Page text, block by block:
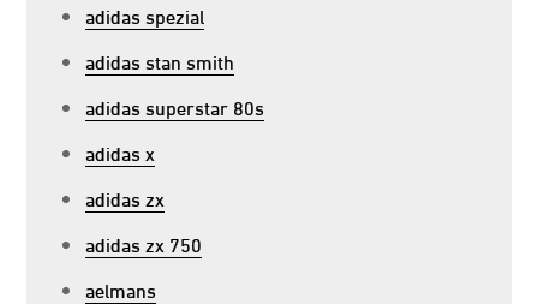
adidas spezial
adidas stan smith
adidas superstar 80s
adidas x
adidas zx
adidas zx 750
aelmans